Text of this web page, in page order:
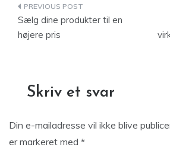
Indlægsnavigation
Sælg dine produkter til en
højere pris
Skriv et svar
Din e-mailadresse vil ikke blive
er markeret med *